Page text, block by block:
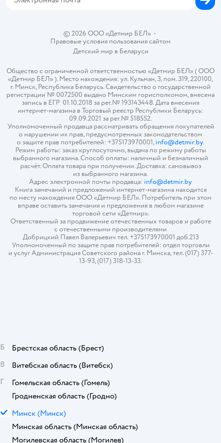
© 2026 ООО «Детмир БЕЛ»•
Правовые условия пользования сайтом
Детский мир в Беларуси
Общество с ограниченной ответственностью «Детмир БЕЛ» ( ООО
«Детмир БЕЛ» ). Место нахождения: ул. Кульман, 3, пом. 319, 220100,
г. Минск, Республика Беларусь. Свидетельство о государственной
регистрации № 0072500 выдано Минским горисполкомом, внесена
запись в ЕГР 01.10.2018 за рег.№ 193143448. Дата внесения
интернет-магазина в Торговый реестр Республики Беларусь:
09.09.2021 за рег.№ 518552.
Уполномоченный продавца рассматривать обращения покупателей
о нарушении их прав, предусмотренных законодательством
о защите прав потребителей: +375173970001,info@detmir.by.
Режим работы: заказ круглосуточно, выдача по режиму работы
выбранного магазина. Способ оплаты: наличный и безналичный
расчёт. Оплата товара при получении. Доставка: самовывоз
из выбранного магазина.
Адрес электронной почты продавца: info@detmir.by
Книга замечаний и предложений интернет-магазина находится
по месту нахождения ООО «Детмир БЕЛ». Потребитель при этом
вправе оставить замечания и предложения в любом магазине
торговой сети «Детмир».
Ответственный за продвижение отечественных товаров и работе
с отечественными производителями
Добрицкий Павел Валерьевич тел. +375173970001 доб.213
Уполномоченный по защите прав потребителей: отдел торговли
и услуг Администрация Советского района г. Минска, тел. (017) 377-
13-93, (017) 318-13-33.
Б Брестская область (Брест)
В
Витебская область (Витебск)
Г
Гомельская область (Гомель)
Гродненская область (Гродно)
М Минск (Минск)
Минская область (Минская область)
Могилевская область (Могилев)